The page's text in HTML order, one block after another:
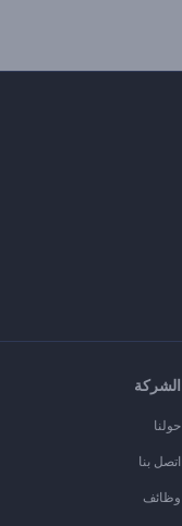
الشركة
حولنا
اتصل بنا
وظائف